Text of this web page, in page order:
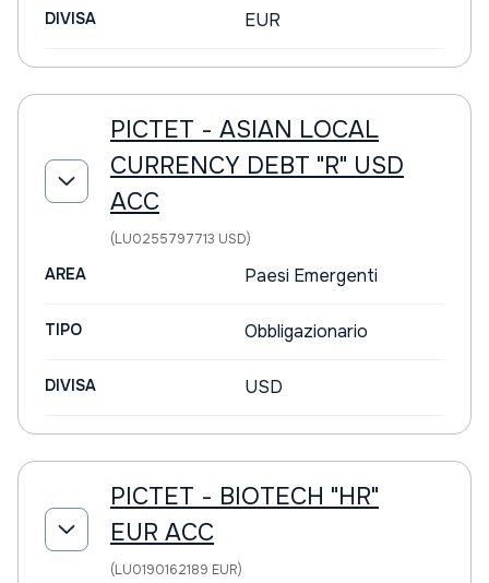
DIVISA EUR
PICTET - ASIAN LOCAL
CURRENCY DEBT "R" USD
ACC
(LU0255797713 USD)
AREA Paesi Emergenti
TIPO Obbligazionario
DIVISA USD
PICTET - BIOTECH "HR"
EUR ACC
(LU0190162189 EUR)